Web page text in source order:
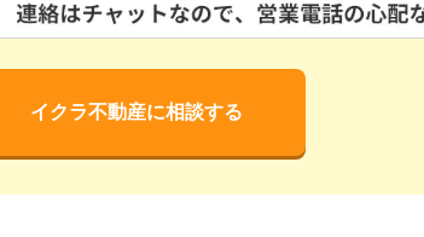
イクラ不動産に相談する